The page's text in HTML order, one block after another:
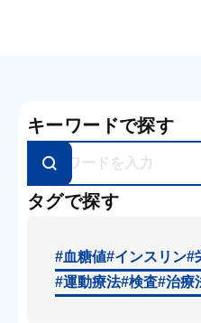
キーワードで探す
タグで探す
#血糖値#インスリン#
#運動療法#検査#治療